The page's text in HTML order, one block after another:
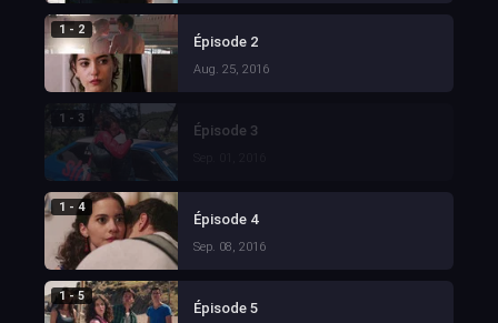
1 - 2
Épisode 2
Aug. 25, 2016
1 - 3
Épisode 3
1 - 4
Épisode 4
Sep. 08, 2016
1 - 5
Épisode 5